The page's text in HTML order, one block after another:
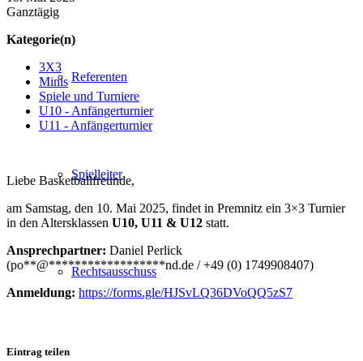
Referenten
Spielleiter
Rechtsausschuss
Ganztägig
Kategorie(n)
3X3
Minis
Spiele und Turniere
U10 - Anfängerturnier
U11 - Anfängerturnier
Liebe Basketballfreunde,
am Samstag, den 10. Mai 2025, findet in Premnitz ein 3×3 Turnier
in den Altersklassen U10, U11 & U12 statt.
Ansprechpartner: Daniel Perlick
(po**@******************nd.de / +49 (0) 1749908407)
Anmeldung: https://forms.gle/HJSvLQ36DVoQQ5zS7
Eintrag teilen